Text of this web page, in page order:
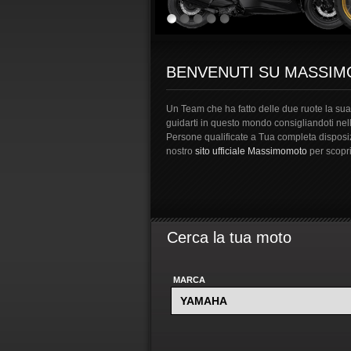
BENVENUTI SU
Un Team che ha fatto delle due ruote la
guidarti in questo mondo consigliandoti
Persone qualificate a Tua completa
nostro sito ufficiale Massimomoto per
Cerca la tua moto
MARCA